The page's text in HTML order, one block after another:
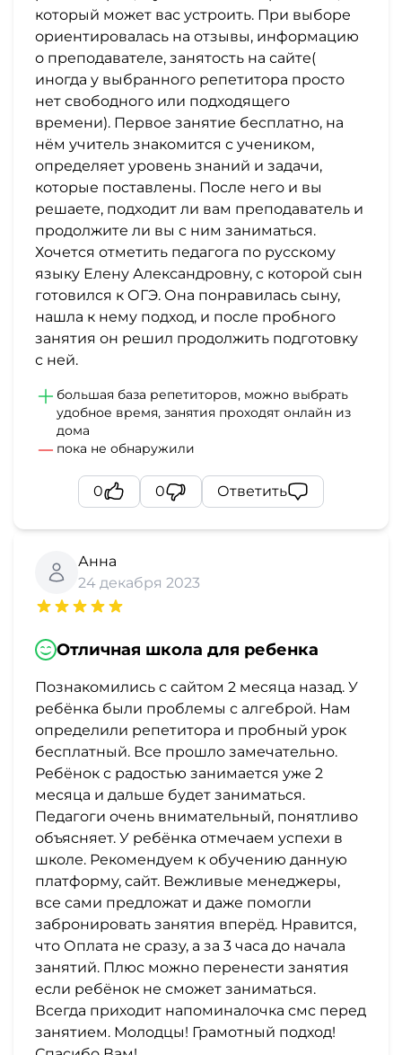
который может вас устроить. При выборе
ориентировалась на отзывы, информацию
о преподавателе, занятость на сайте(
иногда у выбранного репетитора просто
нет свободного или подходящего
времени). Первое занятие бесплатно, на
нём учитель знакомится с учеником,
определяет уровень знаний и задачи,
которые поставлены. После него и вы
решаете, подходит ли вам преподаватель и
продолжите ли вы с ним заниматься.
Хочется отметить педагога по русскому
языку Елену Александровну, с которой сын
готовился к ОГЭ. Она понравилась сыну,
нашла к нему подход, и после пробного
занятия он решил продолжить подготовку
с ней.
большая база репетиторов, можно выбрать
удобное время, занятия проходят онлайн из
дома
пока не обнаружили
0 0 Ответить
Анна
24 декабря 2023
Отличная школа для ребенка
Познакомились с сайтом 2 месяца назад. У
ребёнка были проблемы с алгеброй. Нам
определили репетитора и пробный урок
бесплатный. Все прошло замечательно.
Ребёнок с радостью занимается уже 2
месяца и дальше будет заниматься.
Педагоги очень внимательный, понятливо
объясняет. У ребёнка отмечаем успехи в
школе. Рекомендуем к обучению данную
платформу, сайт. Вежливые менеджеры,
все сами предложат и даже помогли
забронировать занятия вперёд. Нравится,
что Оплата не сразу, а за 3 часа до начала
занятий. Плюс можно перенести занятия
если ребёнок не сможет заниматься.
Всегда приходит напоминалочка смс перед
занятием. Молодцы! Грамотный подход!